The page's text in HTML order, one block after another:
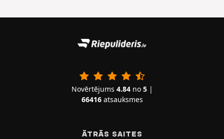
Novērtējums 4.84no 5|
66416atsauksmes
ĀTRĀS SAITES